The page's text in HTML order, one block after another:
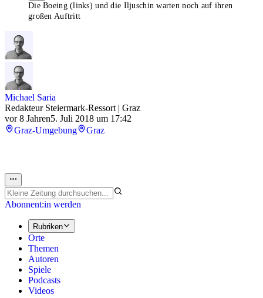
Die Boeing (links) und die Iljuschin warten noch auf ihren
großen Auftritt
Michael Saria
Redakteur Steiermark-Ressort | Graz
vor 8 Jahren5. Juli 2018 um 17:42
Graz-Umgebung
Graz
Abonnent:in werden
Rubriken
Orte
Themen
Autoren
Spiele
Podcasts
Videos